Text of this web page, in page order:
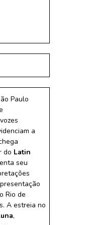
Paulo
a
do Latin
seu
Rio de
A estreia no
,